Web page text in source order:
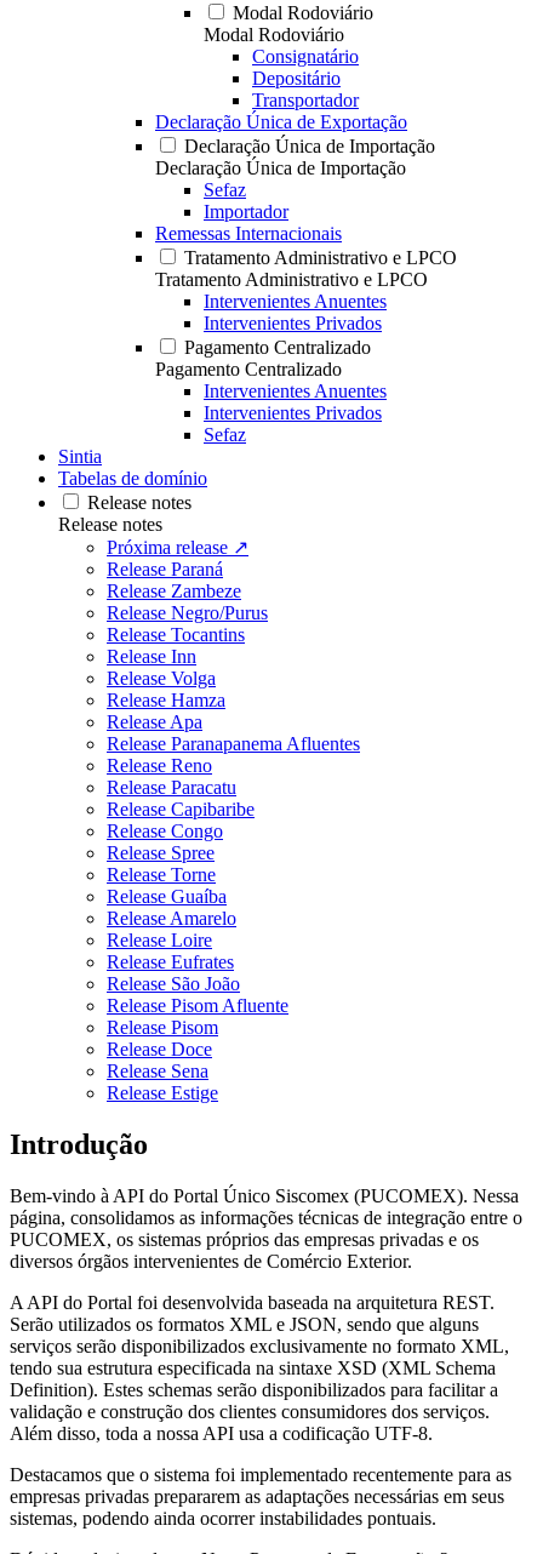
Modal Rodoviário
Modal Rodoviário
Consignatário
Depositário
Transportador
Declaração Única de Exportação
Declaração Única de Importação
Declaração Única de Importação
Sefaz
Importador
Remessas Internacionais
Tratamento Administrativo e LPCO
Tratamento Administrativo e LPCO
Intervenientes Anuentes
Intervenientes Privados
Pagamento Centralizado
Pagamento Centralizado
Intervenientes Anuentes
Intervenientes Privados
Sefaz
Sintia
Tabelas de domínio
Release notes
Release notes
Próxima release ↗
Release Paraná
Release Zambeze
Release Negro/Purus
Release Tocantins
Release Inn
Release Volga
Release Hamza
Release Apa
Release Paranapanema Afluentes
Release Reno
Release Paracatu
Release Capibaribe
Release Congo
Release Spree
Release Torne
Release Guaíba
Release Amarelo
Release Loire
Release Eufrates
Release São João
Release Pisom Afluente
Release Pisom
Release Doce
Release Sena
Release Estige
Introdução
Bem-vindo à API do Portal Único Siscomex (PUCOMEX). Nessa
página, consolidamos as informações técnicas de integração entre o
PUCOMEX, os sistemas próprios das empresas privadas e os
diversos órgãos intervenientes de Comércio Exterior.
A API do Portal foi desenvolvida baseada na arquitetura REST.
Serão utilizados os formatos XML e JSON, sendo que alguns
serviços serão disponibilizados exclusivamente no formato XML,
tendo sua estrutura especificada na sintaxe XSD (XML Schema
Definition). Estes schemas serão disponibilizados para facilitar a
validação e construção dos clientes consumidores dos serviços.
Além disso, toda a nossa API usa a codificação UTF-8.
Destacamos que o sistema foi implementado recentemente para as
empresas privadas prepararem as adaptações necessárias em seus
sistemas, podendo ainda ocorrer instabilidades pontuais.